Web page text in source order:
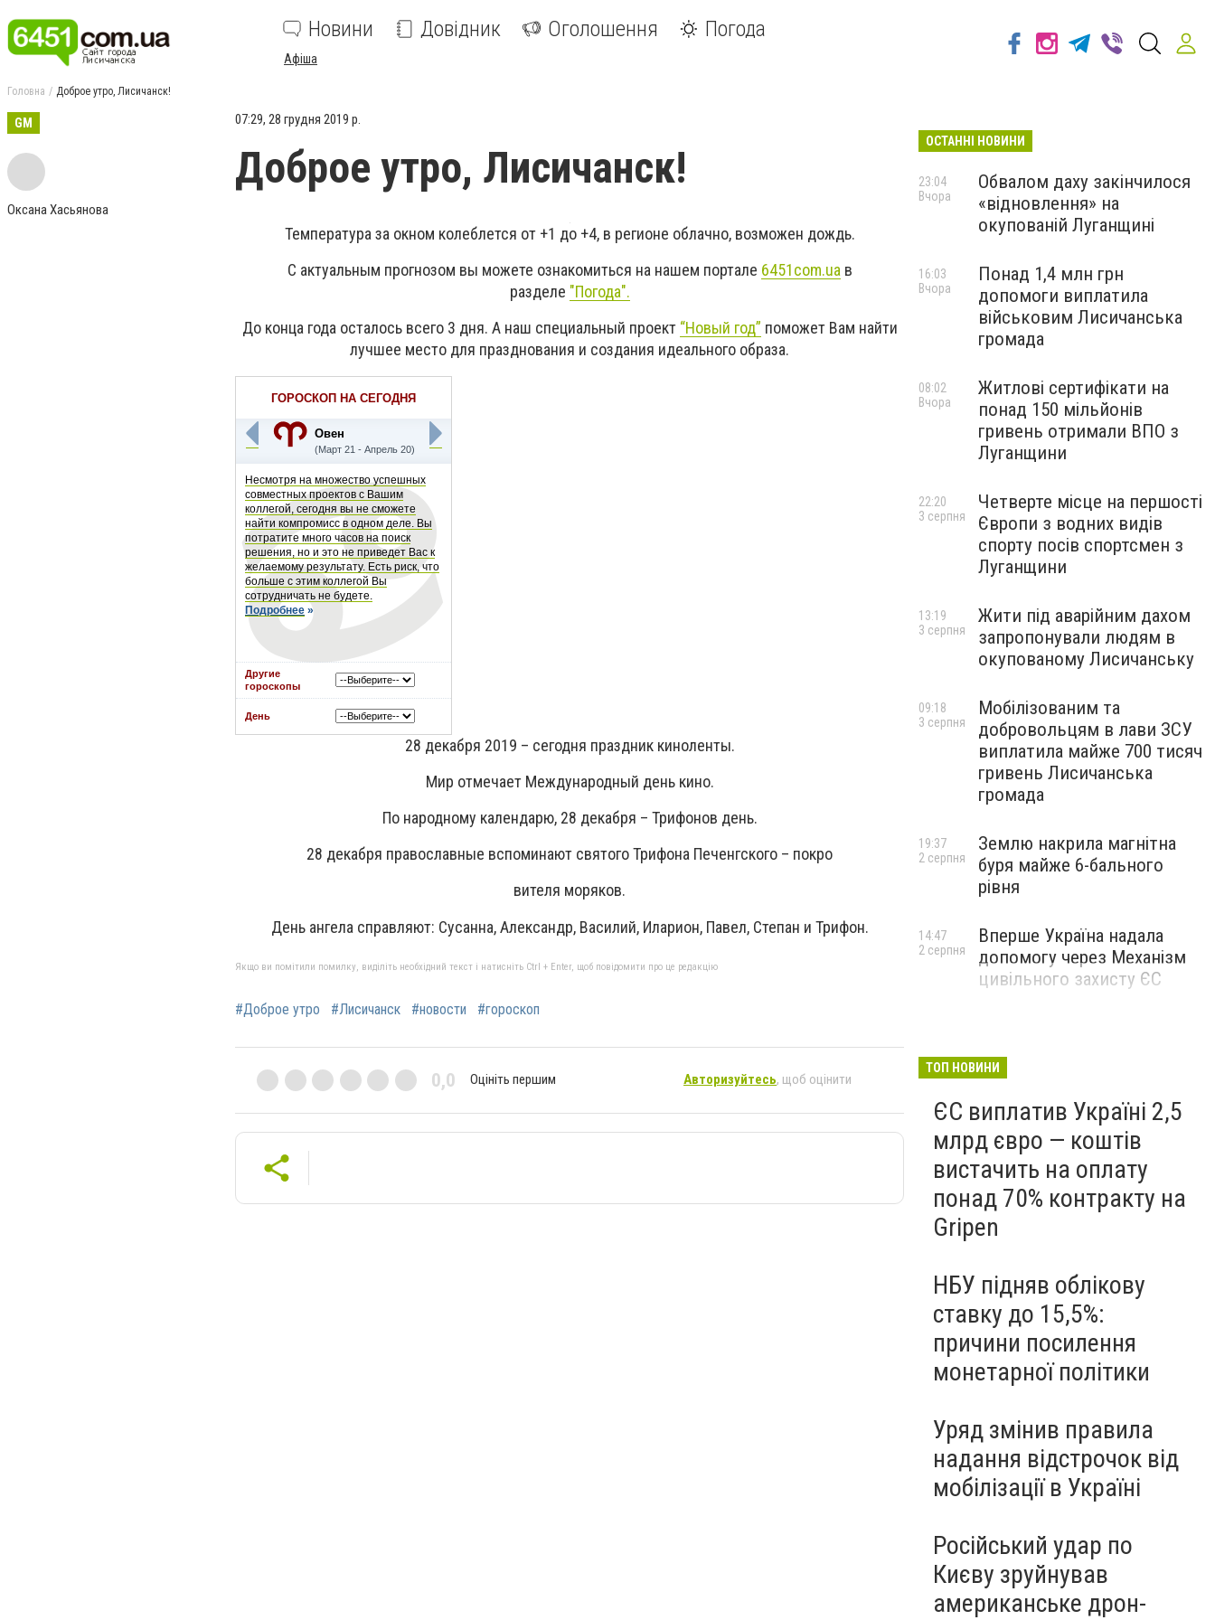
Новини Довідник Оголошення Погода
Афіша
Головна Доброе утро, Лисичанск!
GM
Оксана Хасьянова
07:29, 28 грудня 2019 р.
Доброе утро, Лисичанск!
Температура за окном колеблется от +1 до +4, в регионе облачно, возможен дождь.
С актуальным прогнозом вы можете ознакомиться на нашем портале 6451com.ua в
разделе "Погода".
До конца года осталось всего 3 дня. А наш специальный проект “Новый год” поможет Вам найти
лучшее место для празднования и создания идеального образа.
ГОРОСКОП НА СЕГОДНЯ
Овен
(Март 21 - Апрель 20)
Несмотря на множество успешных
совместных проектов с Вашим
коллегой, сегодня вы не сможете
найти компромисс в одном деле. Вы
потратите много часов на поиск
решения, но и это не приведет Вас к
желаемому результату. Есть риск, что
больше с этим коллегой Вы
сотрудничать не будете.
Подробнее »
Другие
гороскопы
День
28 декабря 2019 – сегодня праздник киноленты.
Мир отмечает Международный день кино.
По народному календарю, 28 декабря – Трифонов день.
28 декабря православные вспоминают святого Трифона Печенгского – покро
вителя моряков.
День ангела справляют: Сусанна, Александр, Василий, Иларион, Павел, Степан и Трифон.
Якщо ви помітили помилку, виділіть необхідний текст і натисніть Ctrl + Enter, щоб повідомити про це редакцію
#Доброе утро #Лисичанск #новости #гороскоп
0,0 Оцініть першим Авторизуйтесь, щоб оцінити
ОСТАННІ НОВИНИ
Обвалом даху закінчилося
«відновлення» на
окупованій Луганщині
23:04
Вчора
Понад 1,4 млн грн
допомоги виплатила
військовим Лисичанська
громада
16:03
Вчора
Житлові сертифікати на
понад 150 мільйонів
гривень отримали ВПО з
Луганщини
08:02
Вчора
Четверте місце на першості
Європи з водних видів
спорту посів спортсмен з
Луганщини
22:20
3 серпня
Жити під аварійним дахом
запропонували людям в
окупованому Лисичанську
13:19
3 серпня
Мобілізованим та
добровольцям в лави ЗСУ
виплатила майже 700 тисяч
гривень Лисичанська
громада
09:18
3 серпня
Землю накрила магнітна
буря майже 6-бального
рівня
19:37
2 серпня
Вперше Україна надала
допомогу через Механізм
цивільного захисту ЄС
14:47
2 серпня
ТОП НОВИНИ
ЄС виплатив Україні 2,5
млрд євро — коштів
вистачить на оплату
понад 70% контракту на
Gripen
НБУ підняв облікову
ставку до 15,5%:
причини посилення
монетарної політики
Уряд змінив правила
надання відстрочок від
мобілізації в Україні
Російський удар по
Києву зруйнував
американське дрон-